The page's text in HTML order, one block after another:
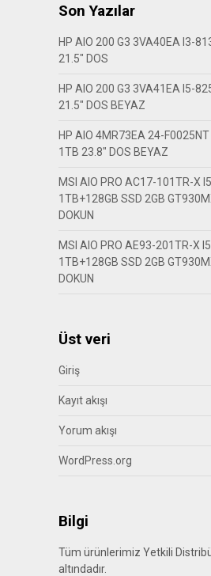
Son Yazılar
HP AIO 200 G3 3VA40EA I3-
21.5″ DOS
HP AIO 200 G3 3VA41EA I5-
21.5″ DOS BEYAZ
HP AIO 4MR73EA 24-
1TB 23.8″ DOS BEYAZ
MSI AIO PRO AC17-101TR-X
1TB+128GB SSD 2GB
DOKUN
MSI AIO PRO AE93-201TR-X
1TB+128GB SSD 2GB
DOKUN
Üst veri
Giriş
Kayıt akışı
Yorum akışı
WordPress.org
Bilgi
Tüm ürünlerimiz Yetkili
altındadır.